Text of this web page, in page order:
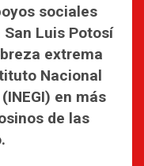
sociales
San Luis Potosí
extrema
Nacional
en más
de las